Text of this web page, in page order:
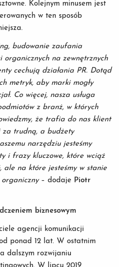
Kolejnym minusem jest
w ten sposób
budowanie zaufania
organicznych na zewnętrznych
cechują działania PR. Dotąd
metryk, aby marki mogły
Co więcej, nasza usługa
z branż, w których
że trafia do nas klient
za trudną, a budżety
narzędziu jesteśmy
i frazy kluczowe, które wciąż
ale na które jesteśmy w stanie
organiczny – dodaje Piotr
biznesowym
agencji komunikacji
ponad 12 lat. W ostatnim
dalszym rozwijaniu
W lipcu 2019